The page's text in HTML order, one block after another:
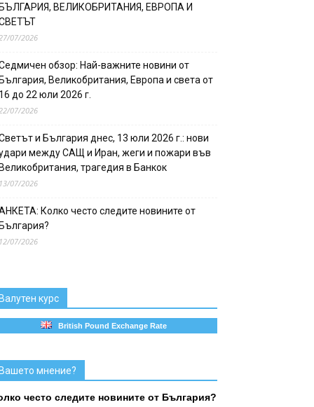
ВЕЛИКОБРИТАНИЯ, ЕВРОПА И
07/2026
обзор: Най-важните новини от
Великобритания, Европа и света от
до 22 юли 2026 г.
07/2026
и България днес, 13 юли 2026 г.: нови
между САЩ и Иран, жеги и пожари във
трагедия в Банкок
07/2026
Колко често следите новините от
07/2026
курс
British Pound Exchange Rate
мнение?
често следите новините от България?